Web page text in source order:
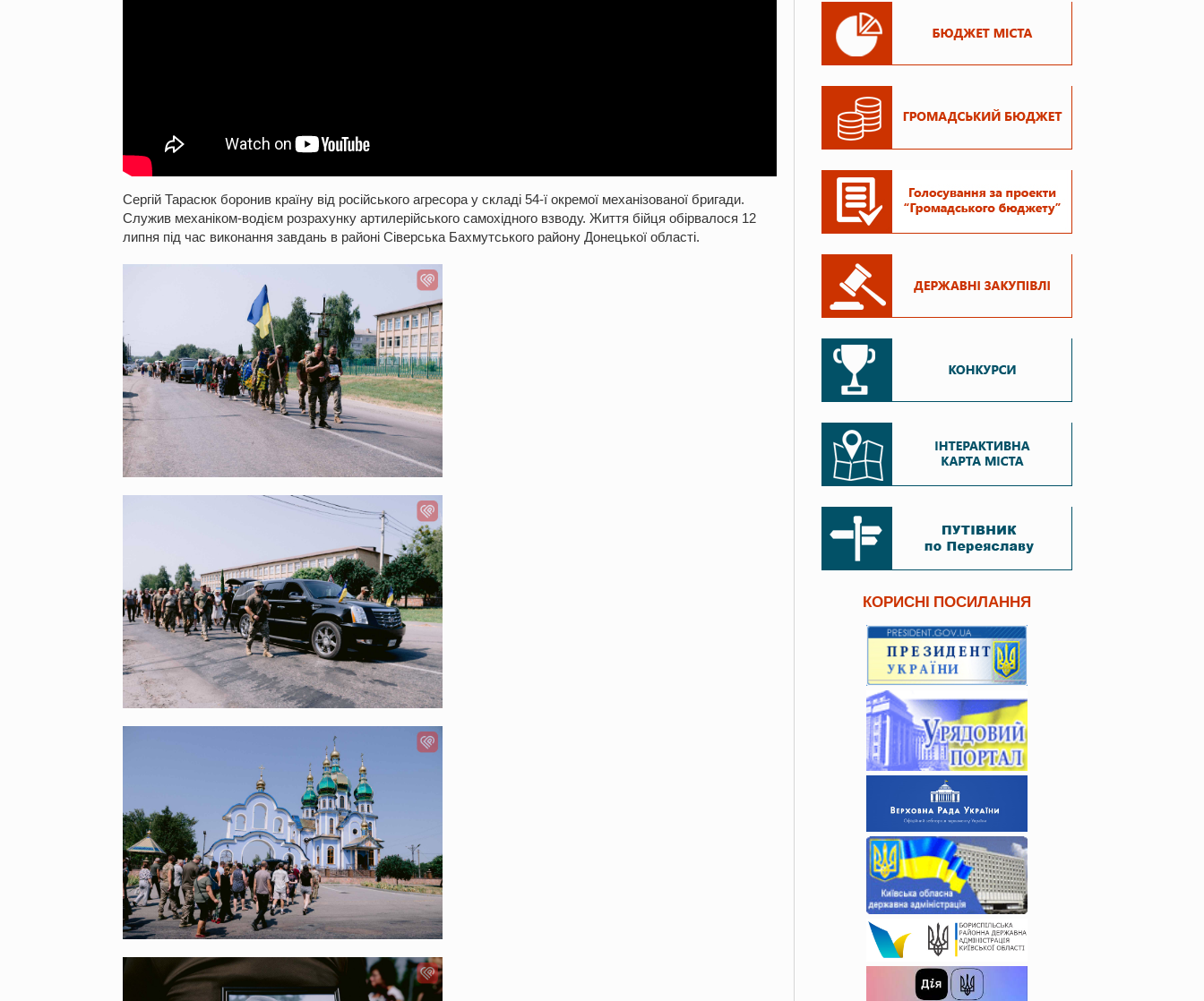
Сергій Тарасюк боронив країну від російського агресора у складі 54-ї окремої механізованої бригади.
Служив механіком-водієм розрахунку артилерійського самохідного взводу. Життя бійця обірвалося 12
липня під час виконання завдань в районі Сіверська Бахмутського району Донецької області.
КОРИСНІ ПОСИЛАННЯ